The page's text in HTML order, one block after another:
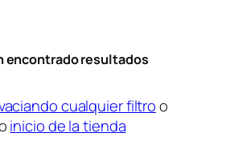
encontrado resultados
cualquier filtroo
inicio de la tienda